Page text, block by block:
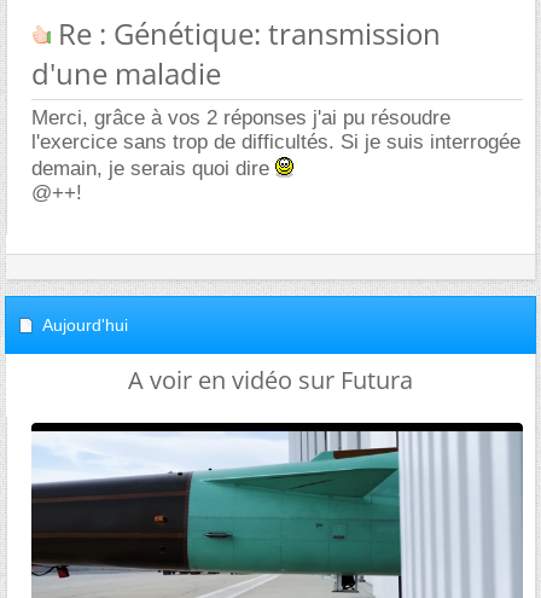
Re : Génétique: transmission
d'une maladie
Merci, grâce à vos 2 réponses j'ai pu résoudre
l'exercice sans trop de difficultés. Si je suis interrogée
demain, je serais quoi dire
@++!
Aujourd'hui
A voir en vidéo sur Futura